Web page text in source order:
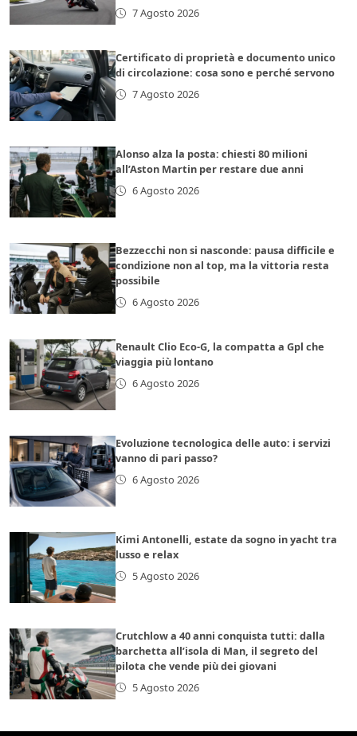
7 Agosto 2026
Certificato di proprietà e documento unico
di circolazione: cosa sono e perché servono
7 Agosto 2026
Alonso alza la posta: chiesti 80 milioni
all’Aston Martin per restare due anni
6 Agosto 2026
Bezzecchi non si nasconde: pausa difficile e
condizione non al top, ma la vittoria resta
possibile
6 Agosto 2026
Renault Clio Eco-G, la compatta a Gpl che
viaggia più lontano
6 Agosto 2026
Evoluzione tecnologica delle auto: i servizi
vanno di pari passo?
6 Agosto 2026
Kimi Antonelli, estate da sogno in yacht tra
lusso e relax
5 Agosto 2026
Crutchlow a 40 anni conquista tutti: dalla
barchetta all’isola di Man, il segreto del
pilota che vende più dei giovani
5 Agosto 2026